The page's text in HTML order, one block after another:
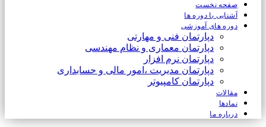
صفحه نخست
آشنایی با دوره ها
دوره های آموزشی
دپارتمان فنی و مهارتی
دپارتمان معماری و نظام مهندسی
دپارتمان نرم افزار
دپارتمان مدیریت ،امور مالی و حسابداری
دپارتمان کامپیوتر
مقالات
نمادها
درباره ما